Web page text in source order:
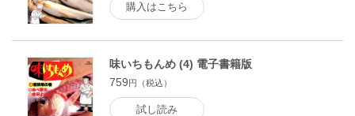
購入はこちら
味いちもんめ (4) 電子書籍版
759円（税込）
試し読み